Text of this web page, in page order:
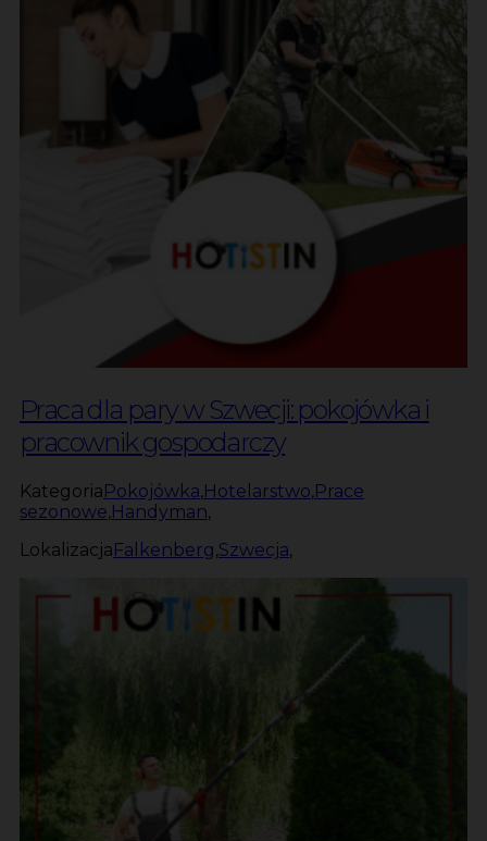
Praca dla pary w Szwecji: pokojówka i
pracownik gospodarczy
KategoriaPokojówka,Hotelarstwo,Prace
sezonowe,Handyman,
LokalizacjaFalkenberg,Szwecja,